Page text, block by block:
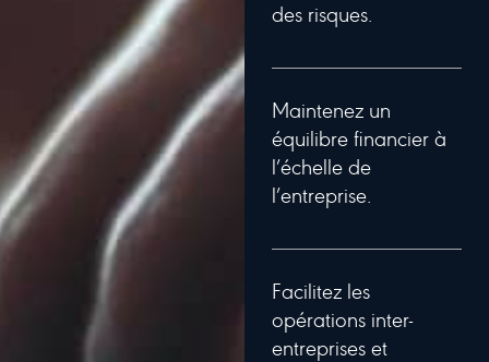
des risques.
Maintenez un
équilibre financier à
l’échelle de
l’entreprise.
Facilitez les
opérations inter-
entreprises et